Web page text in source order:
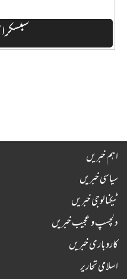
اہم خبریں
سیاسی خبریں
ٹیکنالوجی خبریں
دلچسپ و عجیب خبریں
کاروباری خبریں
اسلامی تحاریر